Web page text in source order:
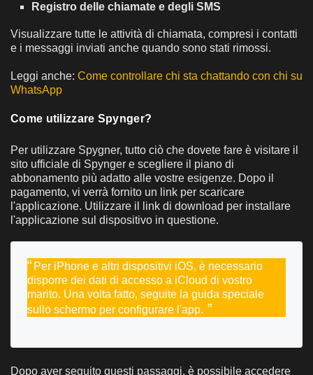
Registro delle chiamate e degli SMS
Visualizzare tutte le attività di chiamata, compresi i contatti
e i messaggi inviati anche quando sono stati rimossi.
Leggi anche: Come controllare chi sta chattando con chi su
WhatsApp
Come utilizzare Spynger?
Per utilizzare Spygner, tutto ciò che dovete fare è visitare il
sito ufficiale di Spynger e scegliere il piano di
abbonamento più adatto alle vostre esigenze. Dopo il
pagamento, vi verrà fornito un link per scaricare
l'applicazione. Utilizzare il link di download per installare
l'applicazione sul dispositivo in questione.
Per iPhone e altri dispositivi iOS, è necessario
disporre dei dati di accesso a iCloud di vostro
marito. Una volta fatto, seguite la guida speciale
sullo schermo per configurare l'app.
Dopo aver seguito questi passaggi, è possibile accedere